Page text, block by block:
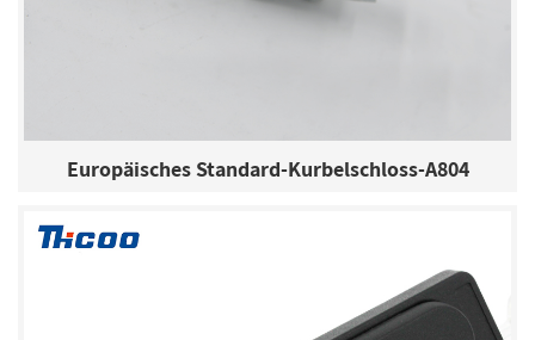
Europäisches Standard-Kurbelschloss-A804